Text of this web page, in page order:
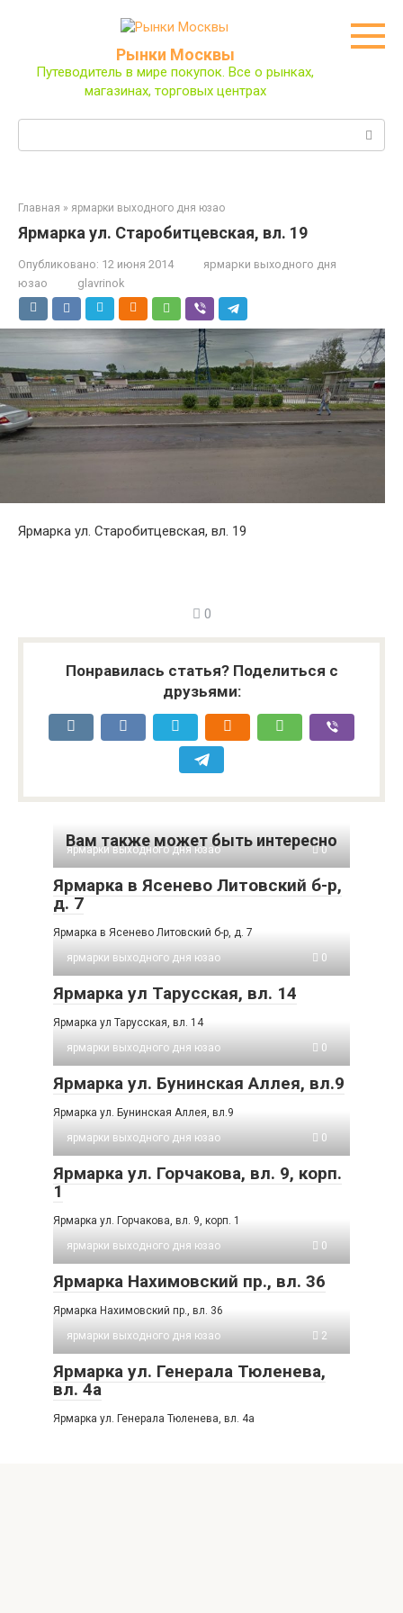
Рынки Москвы
Путеводитель в мире покупок. Все о рынках,
магазинах, торговых центрах
Главная » ярмарки выходного дня юзао
Ярмарка ул. Старобитцевская, вл. 19
Опубликовано: 12 июня 2014
ярмарки выходного дня
юзао
glavrinok
Ярмарка ул. Старобитцевская, вл. 19
0
Понравилась статья? Поделиться с
друзьями:
Вам также может быть интересно
ярмарки выходного дня юзао 0
Ярмарка в Ясенево Литовский б-р,
д. 7
Ярмарка в Ясенево Литовский б-р, д. 7
ярмарки выходного дня юзао
0
Ярмарка ул Тарусская, вл. 14
Ярмарка ул Тарусская, вл. 14
ярмарки выходного дня юзао
0
Ярмарка ул. Бунинская Аллея, вл.9
Ярмарка ул. Бунинская Аллея, вл.9
ярмарки выходного дня юзао
0
Ярмарка ул. Горчакова, вл. 9, корп.
1
Ярмарка ул. Горчакова, вл. 9, корп. 1
ярмарки выходного дня юзао
0
Ярмарка Нахимовский пр., вл. 36
Ярмарка Нахимовский пр., вл. 36
ярмарки выходного дня юзао
2
Ярмарка ул. Генерала Тюленева,
вл. 4а
Ярмарка ул. Генерала Тюленева, вл. 4а